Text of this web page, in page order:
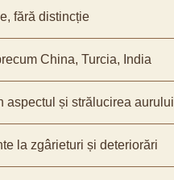
fără distincție
China, Turcia, India
aspectul și strălucirea aurului
la zgârieturi și deteriorări